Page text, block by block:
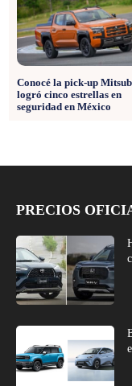
Conocé la pick-up
logró cinco estrellas en
seguridad en México
PRECIOS